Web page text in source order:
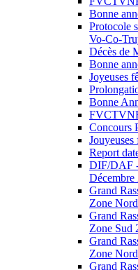
Bonne
Protocole
Vo-Co-
Décès de
Bonne
Joyeuses
Bonne
Concours
Jouyeuses
Report
DIF/DAF -
Décembre
Grand
Zone
Grand
Zone Sud
Grand
Zone
Grand